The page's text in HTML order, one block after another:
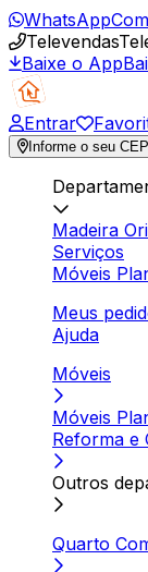
WhatsApp
Televendas
Baixe o App
Entrar
Informe o seu CEP
Madeira
Serviços
Móveis
Meus
Ajuda
Móveis
Móveis
Reforma e
Outros
Quarto